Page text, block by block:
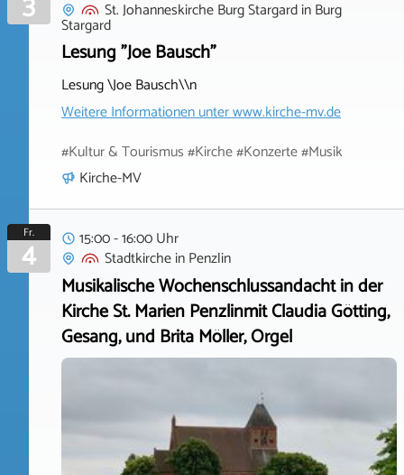
St. Johanneskirche Burg StargardinBurg
Stargard
Lesung "Joe Bausch"
Lesung \Joe Bausch\\n
Weitere Informationen unterwww.kirche-mv.de
#Kultur & Tourismus #Kirche #Konzerte #Musik
Kirche-MV
Fr.
4
15:00 - 16:00 Uhr
StadtkircheinPenzlin
Musikalische Wochenschlussandacht in der
Kirche St. Marien Penzlinmit Claudia Götting,
Gesang, und Brita Möller, Orgel